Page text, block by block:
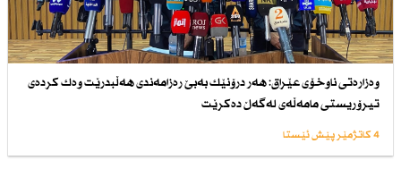
وەزارەتی ناوخۆی عێراق: هەر درۆنێك بەبێ رەزامەندی هەڵبدرێت وەك كردەی
تیرۆریستی مامەڵەی لەگەڵ دەكرێت
4 کاتژمێر پێش ئێستا